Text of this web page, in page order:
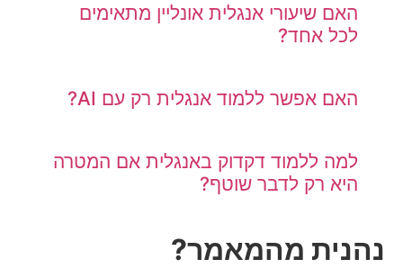
האם שיעורי אנגלית אונליין מתאימים
לכל אחד?
האם אפשר ללמוד אנגלית רק עם AI?
למה ללמוד דקדוק באנגלית אם המטרה
היא רק לדבר שוטף?
נהנית מהמאמר?